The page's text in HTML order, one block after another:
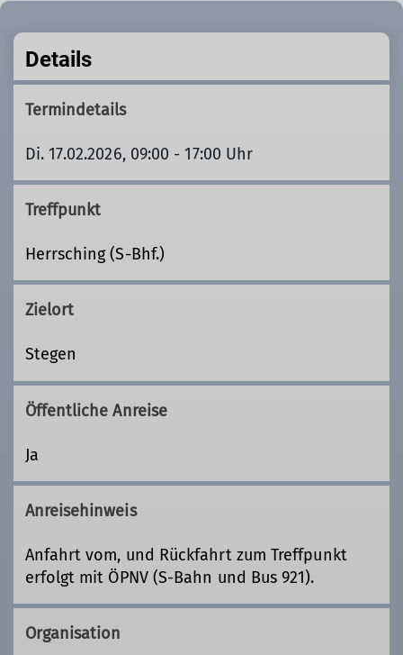
Details
Termindetails
Di. 17.02.2026, 09:00 - 17:00 Uhr
Treffpunkt
Herrsching (S-Bhf.)
Zielort
Stegen
Öffentliche Anreise
Ja
Anreisehinweis
Anfahrt vom, und Rückfahrt zum Treffpunkt
erfolgt mit ÖPNV (S-Bahn und Bus 921).
Organisation